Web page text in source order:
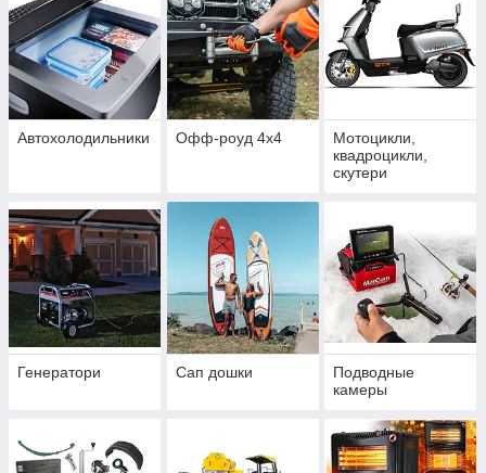
Автохолодильники Офф-роуд 4x4
Мотоцикли,
квадроцикли,
скутери
Генератори Сап дошки
Подводные
камеры